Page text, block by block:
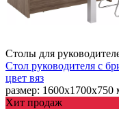
Столы для
Стол руководителя с
цвет вяз
размер: 1600х1700х750
Хит продаж